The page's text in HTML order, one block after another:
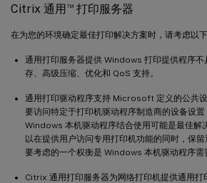
Citrix 通用 ™打印服务器
在为您的环境确定最佳打印解决方案时，请考虑以下
通用打印服务器提供 Windows 打印提供程序
存、高级压缩、优化和 QoS 支持。
通用打印驱动程序支持 Microsoft 定义的公共
要访问特定于打印机驱动程序制造商的设备设
Windows 本机驱动程序结合使用可能是最佳解
以在提供用户访问专用打印机功能的同时，保
要考虑的一个权衡是 Windows 本机驱动程序需
Citrix 通用打印服务器为网络打印机提供通用打